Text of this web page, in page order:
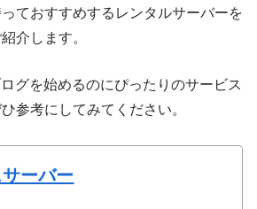
ておすすめするレンタルサーバーを
介します。
グを始めるのにぴったりのサービス
参考にしてみてください。
ーバー